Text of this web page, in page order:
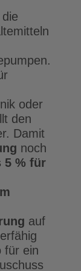
oder
den
Damit
noch
5 % für
auf
für ein